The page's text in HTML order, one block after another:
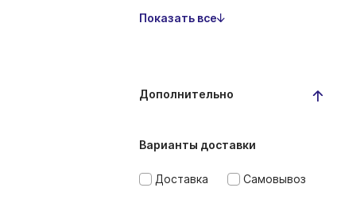
Показать все
Дополнительно
Варианты доставки
Доставка Самовывоз